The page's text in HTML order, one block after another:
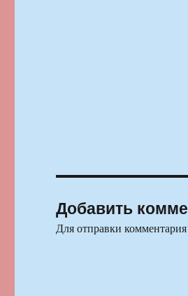
Добавить
Для отправки